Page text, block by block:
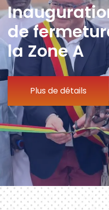
de
la Zone A
Plus de détails